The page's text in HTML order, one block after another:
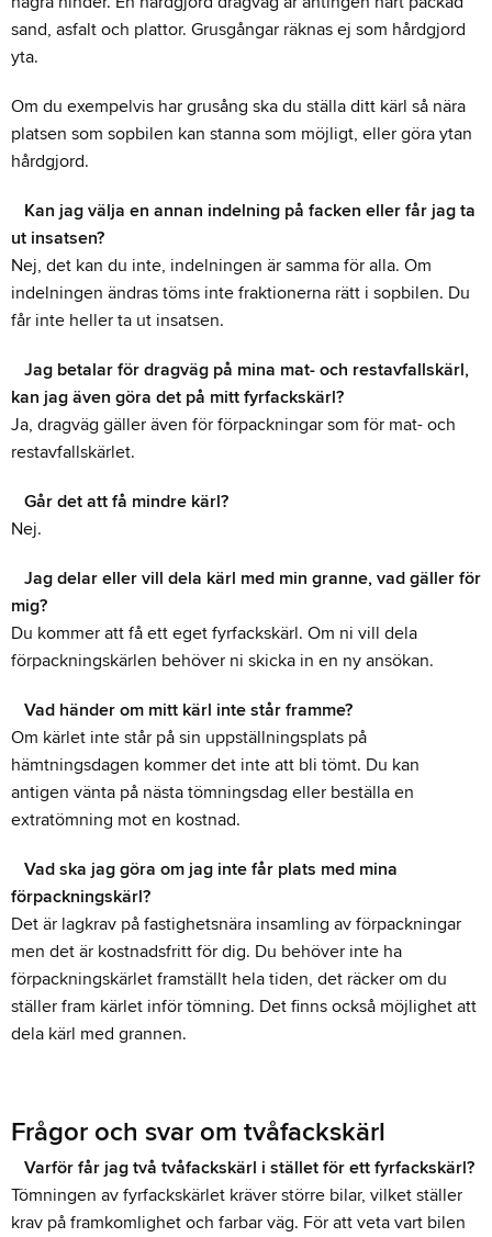
sand, asfalt och plattor. Grusgångar räknas ej som hårdgjord
yta.
Om du exempelvis har grusång ska du ställa ditt kärl så nära
platsen som sopbilen kan stanna som möjligt, eller göra ytan
hårdgjord.
Kan jag välja en annan indelning på facken eller får jag ta
ut insatsen?
Nej, det kan du inte, indelningen är samma för alla. Om
indelningen ändras töms inte fraktionerna rätt i sopbilen. Du
får inte heller ta ut insatsen.
Jag betalar för dragväg på mina mat- och restavfallskärl,
kan jag även göra det på mitt fyrfackskärl?
Ja, dragväg gäller även för förpackningar som för mat- och
restavfallskärlet.
Går det att få mindre kärl?
Nej.
Jag delar eller vill dela kärl med min granne, vad gäller för
mig?
Du kommer att få ett eget fyrfackskärl. Om ni vill dela
förpackningskärlen behöver ni skicka in en ny ansökan.
Vad händer om mitt kärl inte står framme?
Om kärlet inte står på sin uppställningsplats på
hämtningsdagen kommer det inte att bli tömt. Du kan
antigen vänta på nästa tömningsdag eller beställa en
extratömning mot en kostnad.
Vad ska jag göra om jag inte får plats med mina
förpackningskärl?
Det är lagkrav på fastighetsnära insamling av förpackningar
men det är kostnadsfritt för dig. Du behöver inte ha
förpackningskärlet framställt hela tiden, det räcker om du
ställer fram kärlet inför tömning. Det finns också möjlighet att
dela kärl med grannen.
Frågor och svar om tvåfackskärl
Varför får jag två tvåfackskärl i stället för ett fyrfackskärl?
Tömningen av fyrfackskärlet kräver större bilar, vilket ställer
krav på framkomlighet och farbar väg. För att veta vart bilen